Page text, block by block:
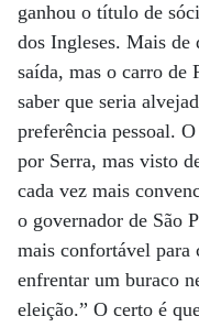
ganhou o título de
dos Ingleses. Mais de
saída, mas o carro de
saber que seria
preferência pessoal.
por Serra, mas visto
cada vez mais
o governador de São
mais confortável para
enfrentar um buraco
eleição.” O certo é